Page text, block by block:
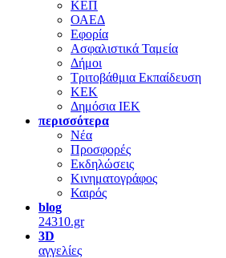
ΚΕΠ
ΟΑΕΔ
Εφορία
Ασφαλιστικά Ταμεία
Δήμοι
Τριτοβάθμια Εκπαίδευση
ΚΕΚ
Δημόσια ΙΕΚ
περισσότερα
Νέα
Προσφορές
Εκδηλώσεις
Κινηματογράφος
Καιρός
blog
24310.gr
3D
αγγελίες